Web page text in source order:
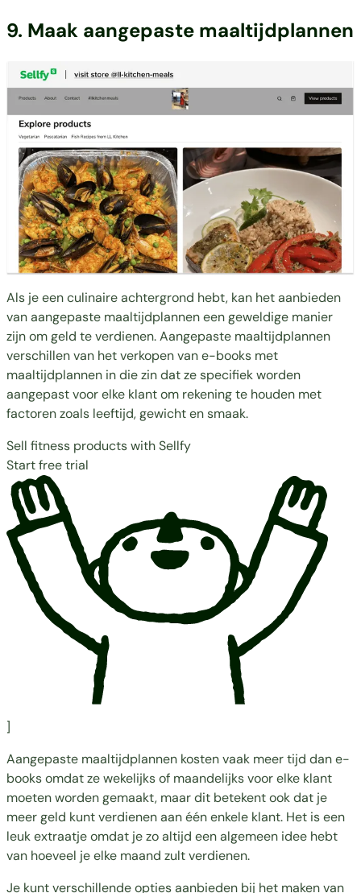
9. Maak aangepaste maaltijdplannen
Als je een culinaire achtergrond hebt, kan het aanbieden
van aangepaste maaltijdplannen een geweldige manier
zijn om geld te verdienen. Aangepaste maaltijdplannen
verschillen van het verkopen van e-books met
maaltijdplannen in die zin dat ze specifiek worden
aangepast voor elke klant om rekening te houden met
factoren zoals leeftijd, gewicht en smaak.
Sell fitness products with Sellfy
Start free trial
]
Aangepaste maaltijdplannen kosten vaak meer tijd dan e-
books omdat ze wekelijks of maandelijks voor elke klant
moeten worden gemaakt, maar dit betekent ook dat je
meer geld kunt verdienen aan één enkele klant. Het is een
leuk extraatje omdat je zo altijd een algemeen idee hebt
van hoeveel je elke maand zult verdienen.
Je kunt verschillende opties aanbieden bij het maken van